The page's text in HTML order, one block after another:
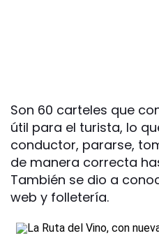
Son 60 carteles que
útil para el turista, lo
conductor, pararse,
de manera correcta
También se dio a
web y folletería.